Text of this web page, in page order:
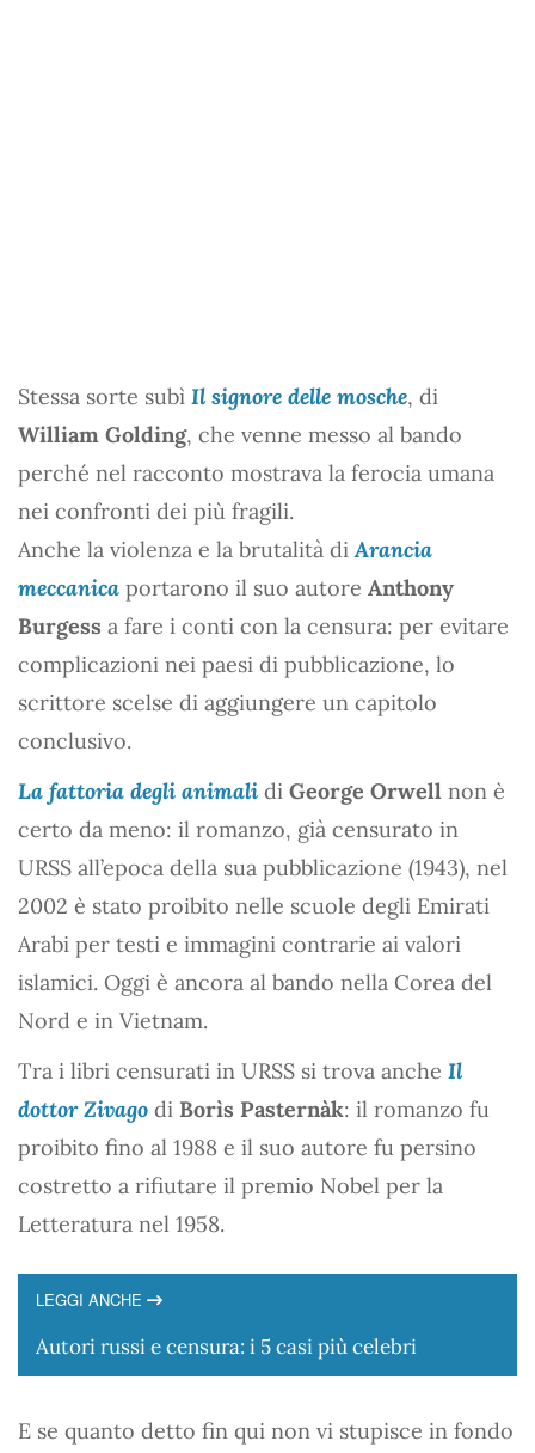
Stessa sorte subì Il signore delle mosche, di
William Golding, che venne messo al bando
perché nel racconto mostrava la ferocia umana
nei confronti dei più fragili.
Anche la violenza e la brutalità diArancia
meccanica portarono il suo autore Anthony
Burgess a fare i conti con la censura: per evitare
complicazioni nei paesi di pubblicazione, lo
scrittore scelse di aggiungere un capitolo
conclusivo.
La fattoria degli animali di George Orwell non è
certo da meno: il romanzo, già censurato in
URSS all’epoca della sua pubblicazione (1943), nel
2002 è stato proibito nelle scuole degli Emirati
Arabi per testi e immagini contrarie ai valori
islamici. Oggi è ancora al bando nella Corea del
Nord e in Vietnam.
Tra i libri censurati in URSS si trova anche Il
dottor Zivago di Borìs Pasternàk: il romanzo fu
proibito fino al 1988 e il suo autore fu persino
costretto a rifiutare il premio Nobel per la
Letteratura nel 1958.
LEGGI ANCHE
Autori russi e censura: i 5 casi più celebri
E se quanto detto fin qui non vi stupisce in fondo